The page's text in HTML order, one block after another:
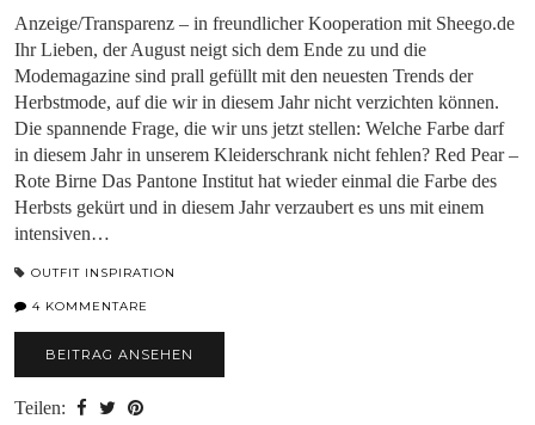
Anzeige/Transparenz – in freundlicher Kooperation mit Sheego.de
Ihr Lieben, der August neigt sich dem Ende zu und die
Modemagazine sind prall gefüllt mit den neuesten Trends der
Herbstmode, auf die wir in diesem Jahr nicht verzichten können.
Die spannende Frage, die wir uns jetzt stellen: Welche Farbe darf
in diesem Jahr in unserem Kleiderschrank nicht fehlen? Red Pear –
Rote Birne Das Pantone Institut hat wieder einmal die Farbe des
Herbsts gekürt und in diesem Jahr verzaubert es uns mit einem
intensiven…
OUTFIT INSPIRATION
4 KOMMENTARE
BEITRAG ANSEHEN
Teilen: